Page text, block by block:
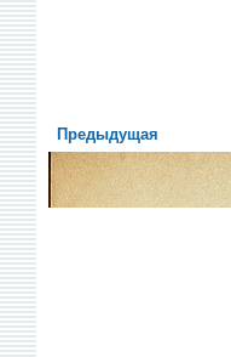
Предыдущая